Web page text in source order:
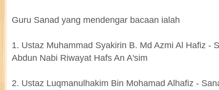
Guru Sanad yang mendengar bacaan ialah
1. Ustaz Muhammad Syakirin B. Md Azmi Al Hafiz -
Abdun Nabi Riwayat Hafs An A'sim
2. Ustaz Luqmanulhakim Bin Mohamad Alhafiz -